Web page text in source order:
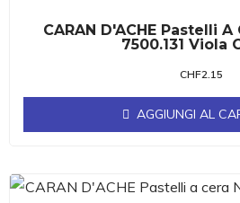
CARAN D'ACHE Pastelli A
7500.131 Viola
CHF2.15
AGGIUNGI AL